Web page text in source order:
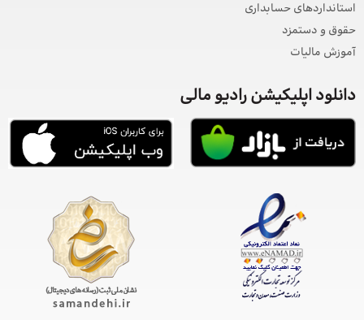
استانداردهای حسابداری
حقوق و دستمزد
آموزش مالیات
دانلود اپلیکیشن رادیو مالی